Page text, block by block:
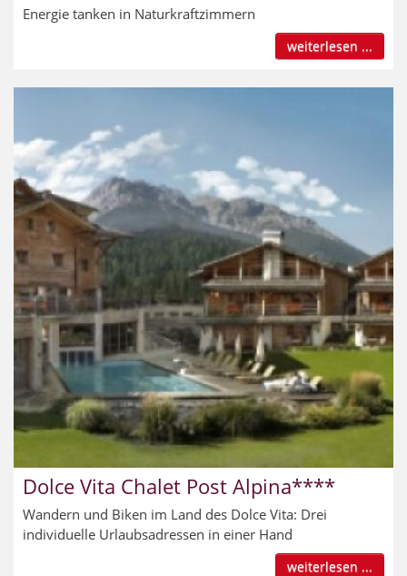
Energie tanken in Naturkraftzimmern
weiterlesen ...
Dolce Vita Chalet Post Alpina****
Wandern und Biken im Land des Dolce Vita: Drei
individuelle Urlaubsadressen in einer Hand
weiterlesen ...